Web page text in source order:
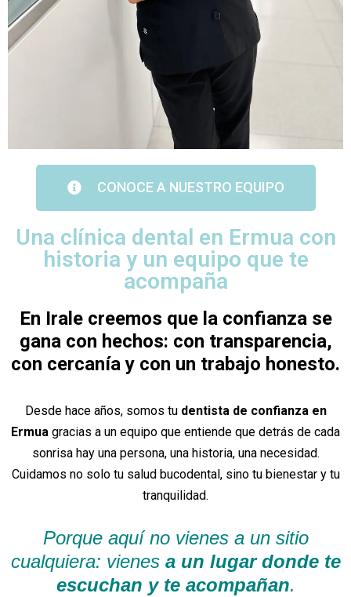
CONOCE A NUESTRO EQUIPO
Una clínica dental en Ermua con
historia y un equipo que te
acompaña
En Irale creemos que la confianza se
gana con hechos: con transparencia,
con cercanía y con un trabajo honesto.
Desde hace años, somos tu dentista de confianza en
Ermua gracias a un equipo que entiende que detrás de cada
sonrisa hay una persona, una historia, una necesidad.
Cuidamos no solo tu salud bucodental, sino tu bienestar y tu
tranquilidad.
Porque aquí no vienes a un sitio
cualquiera: vienes a un lugar donde te
escuchan y te acompañan.